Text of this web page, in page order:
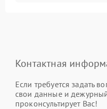
Контактная
Если требуется задать
свои данные и
проконсультирует Вас!